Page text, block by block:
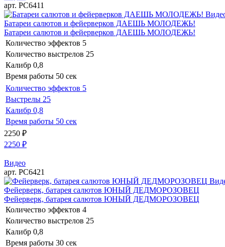
арт. РС6411
Батареи салютов и фейерверков ДАЕШЬ МОЛОДЕЖЬ!
Батареи салютов и фейерверков ДАЕШЬ МОЛОДЕЖЬ!
Количество эффектов 5
Количество выстрелов 25
Калибр 0,8
Время работы 50 сек
Количество эффектов 5
Выстрелы 25
Калибр 0,8
Время работы 50 сек
2250 ₽
2250 ₽
Видео
арт. РС6421
Фейерверк, батарея салютов ЮНЫЙ ДЕДМОРОЗОВЕЦ
Фейерверк, батарея салютов ЮНЫЙ ДЕДМОРОЗОВЕЦ
Количество эффектов 4
Количество выстрелов 25
Калибр 0,8
Время работы 30 сек